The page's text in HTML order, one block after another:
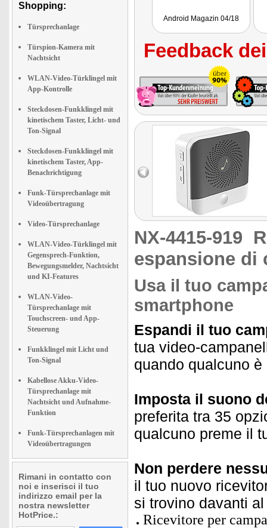
Shopping:
Türsprechanlage
Türspion-Kamera mit
Nachtsicht
WLAN-Video-Türklingel mit
App-Kontrolle
Steckdosen-Funkklingel mit
kinetischem Taster, Licht- und
Ton-Signal
Steckdosen-Funkklingel mit
kinetischem Taster, App-
Benachrichtigung
Funk-Türsprechanlage mit
Videoübertragung
Video-Türsprechanlage
WLAN-Video-Türklingel mit
Gegensprech-Funktion,
Bewegungsmelder, Nachtsicht
und KI-Features
WLAN-Video-
Türsprechanlage mit
Touchscreen- und App-
Steuerung
Funkklingel mit Licht und
Ton-Signal
Kabellose Akku-Video-
Türsprechanlage mit
Nachtsicht und Aufnahme-
Funktion
Funk-Türsprechanlagen mit
Videoübertragungen
Rimani in contatto con
noi e inserisci il tuo
indirizzo email per la
nostra newsletter
HotPrice.:
Android Magazin 04/18
Feedback
NX-4415-919
espansione di
Usa il tuo
smartphone
Espandi il tuo
tua video-
quando qualcuno
Imposta il suono
preferita tra 35
qualcuno preme il
Non perdere
il tuo nuovo
si trovino davanti
Ricevitore per